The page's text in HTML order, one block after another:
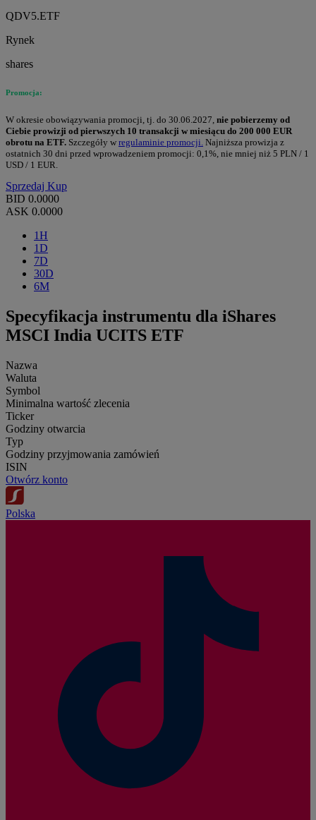
QDV5.ETF
Rynek
shares
Promocja:
W okresie obowiązywania promocji, tj. do 30.06.2027, nie pobierzemy od
Ciebie prowizji od pierwszych 10 transakcji w miesiącu do 200 000 EUR
obrotu na ETF. Szczegóły w regulaminie promocji. Najniższa prowizja z
ostatnich 30 dni przed wprowadzeniem promocji: 0,1%, nie mniej niż 5 PLN / 1
USD / 1 EUR.
Sprzedaj Kup
BID 0.0000
ASK 0.0000
1H
1D
7D
30D
6M
Specyfikacja instrumentu dla iShares
MSCI India UCITS ETF
Nazwa
Waluta
Symbol
Minimalna wartość zlecenia
Ticker
Godziny otwarcia
Typ
Godziny przyjmowania zamówień
ISIN
Otwórz konto
Polska